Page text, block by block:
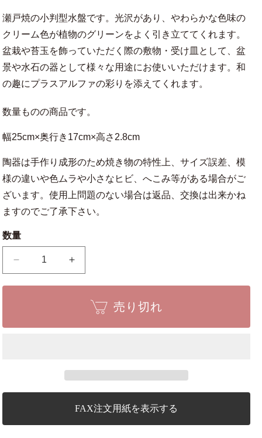
格
瀬戸焼の小判型水盤です。光沢があり、やわらかな色味の
クリーム色が植物のグリーンをよく引き立ててくれます。
盆栽や苔玉を飾っていただく際の敷物・受け皿として、盆
景や水石の器として様々な用途にお使いいただけます。和
の趣にプラスアルファの彩りを添えてくれます。
数量ものの商品です。
幅25cm×奥行き17cm×高さ2.8cm
陶器は手作り成形のため焼き物の特性上、サイズ誤差、模
様の違いや色ムラや小さなヒビ、へこみ等がある場合がご
ざいます。使用上問題のない場合は返品、交換は出来かね
ますのでご了承下さい。
数量
小
瀬
小
判
売り切れ
FAX注文用紙を表示する